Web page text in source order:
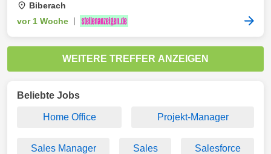
Biberach
vor 1 Woche
WEITERE TREFFER ANZEIGEN
Beliebte Jobs
Home Office Projekt-Manager
Sales Manager Sales Salesforce